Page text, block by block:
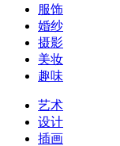
服饰
婚纱
摄影
美妆
趣味
艺术
设计
插画